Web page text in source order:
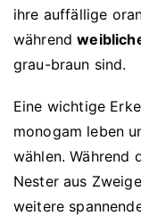
ihre auffällige
während
grau-braun sind.
Eine wichtige
monogam leben
wählen. Während
Nester aus
weitere